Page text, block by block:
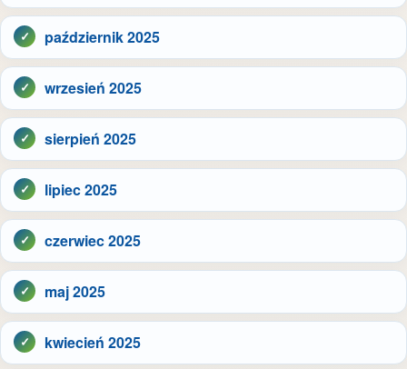
październik 2025
wrzesień 2025
sierpień 2025
lipiec 2025
czerwiec 2025
maj 2025
kwiecień 2025